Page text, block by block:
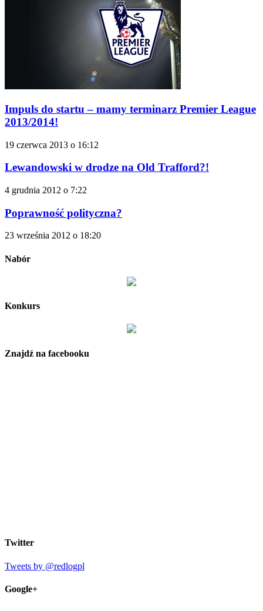
Impuls do startu – mamy terminarz Premier League
2013/2014!
19 czerwca 2013 o 16:12
Lewandowski w drodze na Old Trafford?!
4 grudnia 2012 o 7:22
Poprawność polityczna?
23 września 2012 o 18:20
Nabór
Konkurs
Znajdź na facebooku
Twitter
Tweets by @redlogpl
Google+